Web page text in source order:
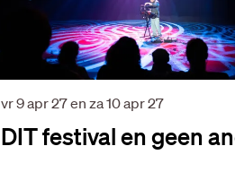
DIT festival en geen
vr 9 apr 27enza 10 apr 27